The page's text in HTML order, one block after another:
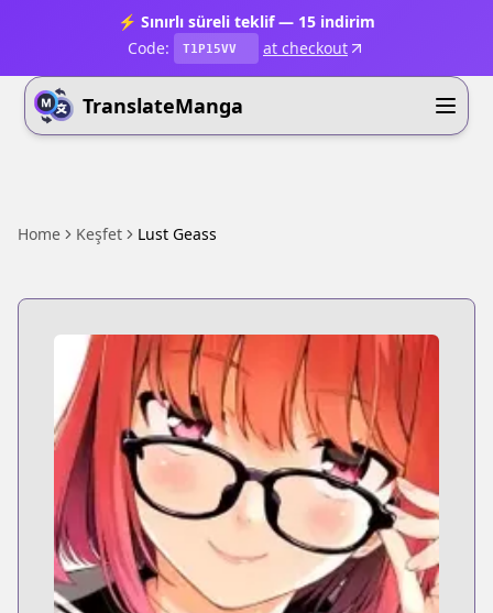
⚡ Sınırlı süreli teklif — 15 indirim
Code:
T1P15VV at checkout
TranslateManga
Home Keşfet Lust Geass